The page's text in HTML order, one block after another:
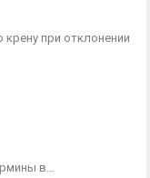
крену при отклонении
в…